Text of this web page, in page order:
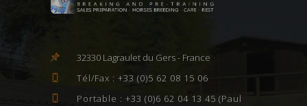
 32330 Lagraulet du Gers - France
 Tél/Fax : +33 (0)5 62 08 15 06
 Portable : +33 (0)6 62 04 13 45 (Paul